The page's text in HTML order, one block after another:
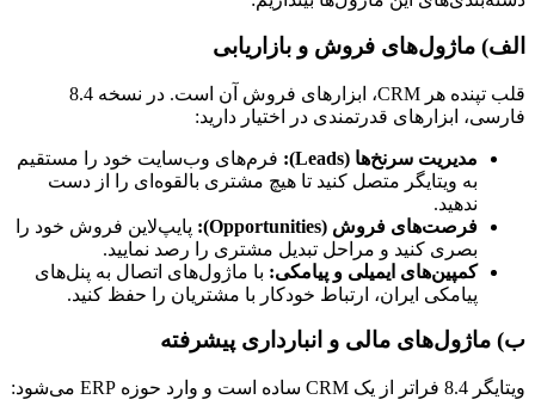
الف) ماژول‌های فروش و بازاریابی
قلب تپنده هر CRM، ابزارهای فروش آن است. در نسخه 8.4
فارسی، ابزارهای قدرتمندی در اختیار دارید:
مدیریت سرنخ‌ها (Leads):
فرم‌های وب‌سایت خود را مستقیم
به ویتایگر متصل کنید تا هیچ مشتری بالقوه‌ای را از دست
ندهید.
فرصت‌های فروش (Opportunities):
پایپ‌لاین فروش خود را
بصری کنید و مراحل تبدیل مشتری را رصد نمایید.
کمپین‌های ایمیلی و پیامکی: با ماژول‌های اتصال به پنل‌های
پیامکی ایران، ارتباط خودکار با مشتریان را حفظ کنید.
ب) ماژول‌های مالی و انبارداری پیشرفته
ویتایگر 8.4 فراتر از یک CRM ساده است و وارد حوزه ERP می‌شود: